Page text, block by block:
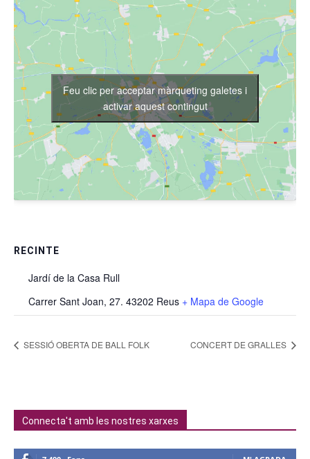
RECINTE
Jardí de la Casa Rull
Carrer Sant Joan, 27. 43202 Reus + Mapa de Google
Feu clic per acceptar màrqueting galetes i
activar aquest contingut
SESSIÓ OBERTA DE BALL FOLK CONCERT DE GRALLES
Connecta't amb les nostres xarxes